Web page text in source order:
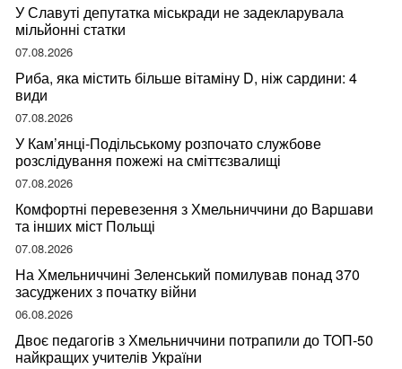
У Славуті депутатка міськради не задекларувала
мільйонні статки
07.08.2026
Риба, яка містить більше вітаміну D, ніж сардини: 4
види
07.08.2026
У Кам’янці-Подільському розпочато службове
розслідування пожежі на сміттєзвалищі
07.08.2026
Комфортні перевезення з Хмельниччини до Варшави
та інших міст Польщі
07.08.2026
На Хмельниччині Зеленський помилував понад 370
засуджених з початку війни
06.08.2026
Двоє педагогів з Хмельниччини потрапили до ТОП-50
найкращих учителів України